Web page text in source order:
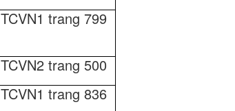
TCVN1 trang 799
TCVN2 trang 500
TCVN1 trang 836